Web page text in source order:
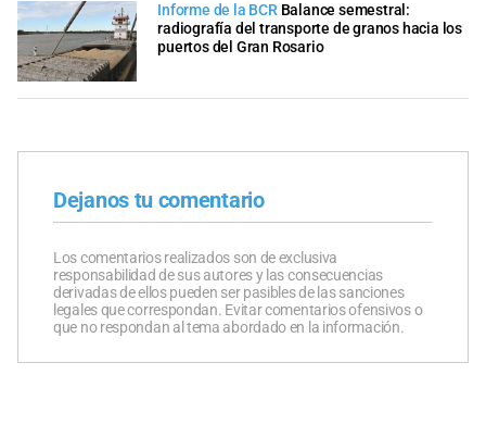
Informe de la BCR Balance semestral:
radiografía del transporte de granos hacia los
puertos del Gran Rosario
Dejanos tu comentario
Los comentarios realizados son de exclusiva
responsabilidad de sus autores y las consecuencias
derivadas de ellos pueden ser pasibles de las sanciones
legales que correspondan. Evitar comentarios ofensivos o
que no respondan al tema abordado en la información.